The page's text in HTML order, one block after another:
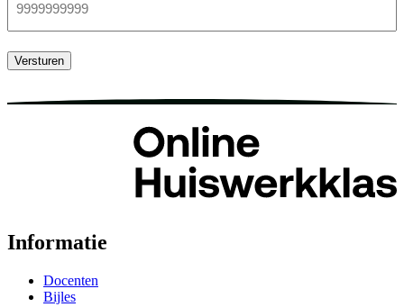
Versturen
Informatie
Docenten
Bijles